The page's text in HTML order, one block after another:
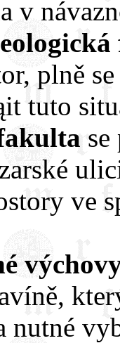
v
plně
tuto
ve
nutné